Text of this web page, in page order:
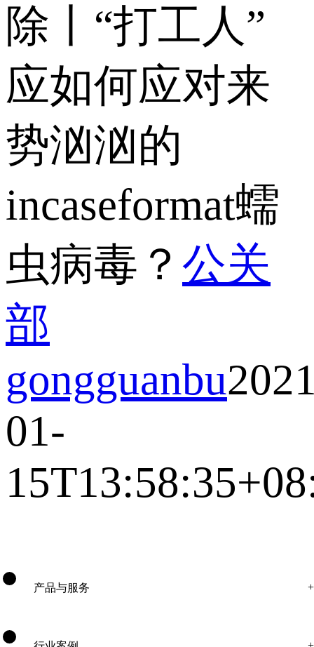
除丨“打工人”
应如何应对来
势汹汹的
incaseformat蠕
虫病毒？ 公关
部
gongguanbu
01-
产品与服务